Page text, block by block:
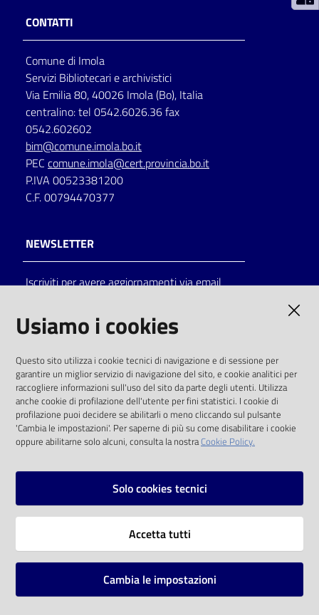
per
lettura
Seguici
su
Catalogo
on line
Eventi
Chiedi al
bibliotecario
CONTATTI
Comune di Imola
Servizi Bibliotecari e archivistici
Via Emilia 80, 40026 Imola (Bo), Italia
centralino: tel 0542.6026.36 fax
0542.602602
bim@comune.imola.bo.it
PEC comune.imola@cert.provincia.bo.it
P.IVA 00523381200
C.F. 00794470377
NEWSLETTER
Iscriviti per avere aggiornamenti via email
solo alle condizioni previste dalla direttiva
comunitaria 2003/98/CE e dal d.lgs. 36/2006
SOCIAL
Instagram
Vai alla pagina
Mappa del sito
Usiamo i cookies
Questo sito utilizza i cookie tecnici di navigazione e di sessione per
garantire un miglior servizio di navigazione del sito, e cookie analitici per
raccogliere informazioni sull'uso del sito da parte degli utenti. Utilizza
anche cookie di profilazione dell'utente per fini statistici. I cookie di
profilazione puoi decidere se abilitarli o meno cliccando sul pulsante
'Cambia le impostazioni'. Per saperne di più su come disabilitare i cookie
oppure abilitarne solo alcuni, consulta la nostraCookie Policy.
Solo cookies tecnici
Accetta tutti
Cambia le impostazioni